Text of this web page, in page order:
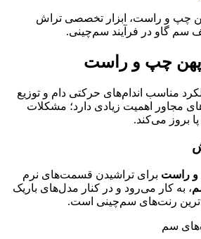
چپ و راست، ابزار تخصصی تراش
سم گاو در فرآیند سم‌چینی.
چپ و راست
مناسب اندام‌های حرکتی دام و توزیع
مجاور اهمیت زیادی دارد؛ مشکلات
بروز می‌کند.
راست برای تراشیدن قسمت‌های نرم
، به کار می‌رود و در کنار مدل‌های باریک
رنت‌های سم‌چینی است.
سم